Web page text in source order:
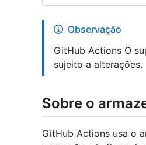
Observação
GitHub Actions O
sujeito a alterações.
Sobre o
GitHub Actions usa o